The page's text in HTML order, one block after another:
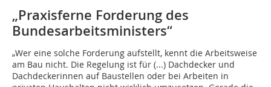
„Praxisferne Forderung des
Bundesarbeitsministers“
„Wer eine solche Forderung aufstellt, kennt die Arbeitsweise
am Bau nicht. Die Regelung ist für (...) Dachdecker und
Dachdeckerinnen auf Baustellen oder bei Arbeiten in